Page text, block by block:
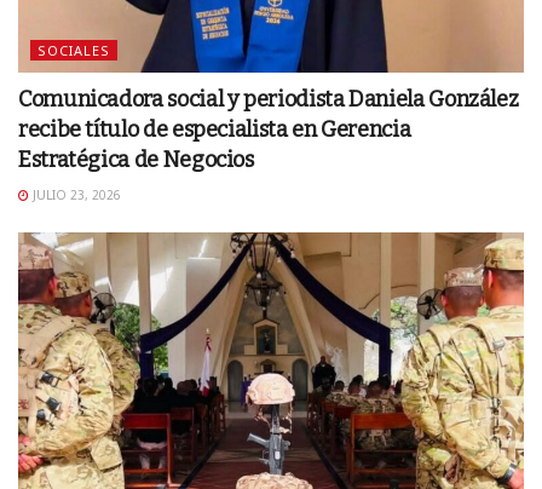
SOCIALES
Comunicadora social y periodista Daniela González
recibe título de especialista en Gerencia
Estratégica de Negocios
JULIO 23, 2026